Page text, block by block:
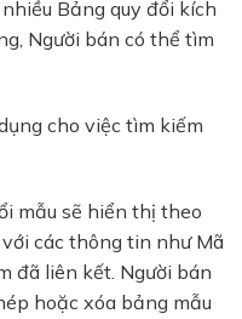
nhiều Bảng quy đổi kích
Người bán có thể tìm
cho việc tìm kiếm
mẫu sẽ hiển thị theo
các thông tin như Mã
đã liên kết. Người bán
hoặc xóa bảng mẫu